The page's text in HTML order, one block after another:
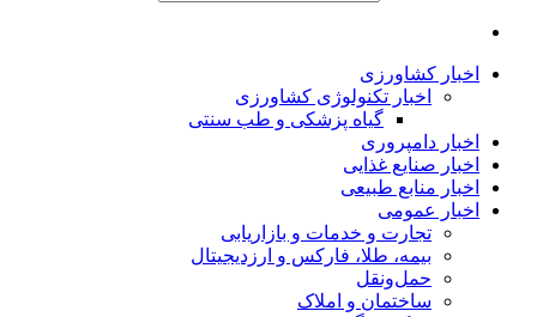
اخبار کشاورزی
اخبار تکنولوژی کشاورزی
گیاه پزشکی و طب سنتی
اخبار دامپروری
اخبار صنایع غذایی
اخبار منابع طبیعی
اخبار عمومی
تجارت و خدمات و بازاریابی
بیمه، طلا، فارکس و ارزدیجیتال
حمل‌و‌نقل
ساختمان و املاک